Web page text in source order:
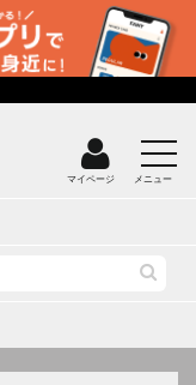
マイページ メニュー